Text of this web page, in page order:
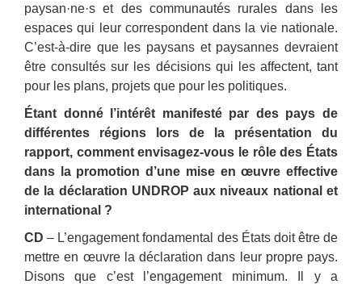
paysan·ne·s et des communautés rurales dans les
espaces qui leur correspondent dans la vie nationale.
C’est-à-dire que les paysans et paysannes devraient
être consultés sur les décisions qui les affectent, tant
pour les plans, projets que pour les politiques.
Étant donné l’intérêt manifesté par des pays de
différentes régions lors de la présentation du
rapport, comment envisagez-vous le rôle des États
dans la promotion d’une mise en œuvre effective
de la déclaration UNDROP aux niveaux national et
international ?
CD – L’engagement fondamental des États doit être de
mettre en œuvre la déclaration dans leur propre pays.
Disons que c’est l’engagement minimum. Il y a